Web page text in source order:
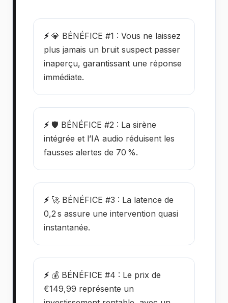
⚡💎 BÉNÉFICE #1 : Vous ne laissez
plus jamais un bruit suspect passer
inaperçu, garantissant une réponse
immédiate.
⚡🛡️ BÉNÉFICE #2 : La sirène
intégrée et l’IA audio réduisent les
fausses alertes de 70 %.
⚡🚀 BÉNÉFICE #3 : La latence de
0,2 s assure une intervention quasi
instantanée.
⚡💰 BÉNÉFICE #4 : Le prix de
€149,99 représente un